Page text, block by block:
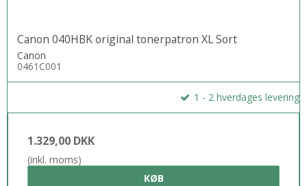
Canon 040HBK original tonerpatron XL Sort
Canon
0461C001
1 - 2 hverdages levering
1.329,00 DKK
(inkl. moms)
KØB